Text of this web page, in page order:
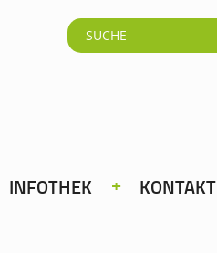
INFOTHEK KONTAKT